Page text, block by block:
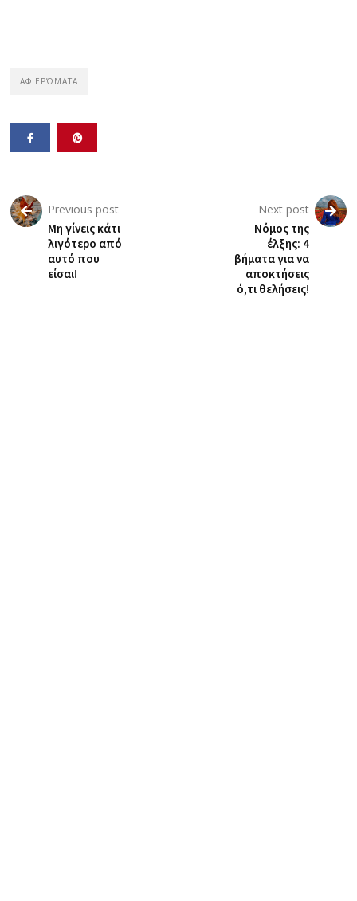
ΑΦΙΕΡΏΜΑΤΑ
Previous post
Μη γίνεις κάτι
λιγότερο από
αυτό που
είσαι!
Next post
Νόμος της
έλξης: 4
βήματα για να
αποκτήσεις
ό,τι θελήσεις!